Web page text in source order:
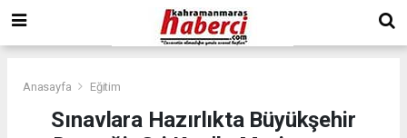
Anasayfa Eğitim
Sınavlara Hazırlıkta Büyükşehir